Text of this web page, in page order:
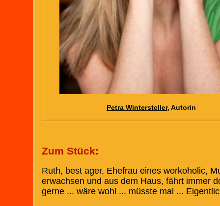
Petra Wintersteller, Autorin
Zum Stück:
Ruth, best ager, Ehefrau eines workoholic,
erwachsen und aus dem Haus, fährt immer
gerne ... wäre wohl ... müsste mal ...